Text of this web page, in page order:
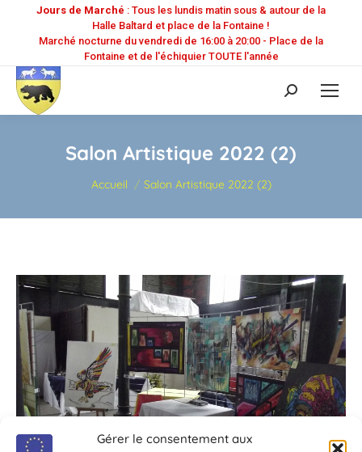
Gérer le consentement aux
Jours de Marché : Tous les lundis matin sous & autour de la
Halle Baltard et place de la Fontaine !
Marché nocturne du vendredi de 16:00 à 20:00 - Place de la
Fontaine et de l'échiquier TOUTE l'année
Recherche
:
Salon Artistique 2022 (2)
Vous êtes ici :
Accueil Salon Artistique 2022 (2)